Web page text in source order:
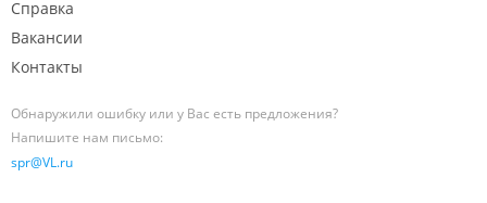
Справка
Вакансии
Контакты
Обнаружили ошибку или у Вас есть предложения?
Напишите нам письмо:
spr@VL.ru